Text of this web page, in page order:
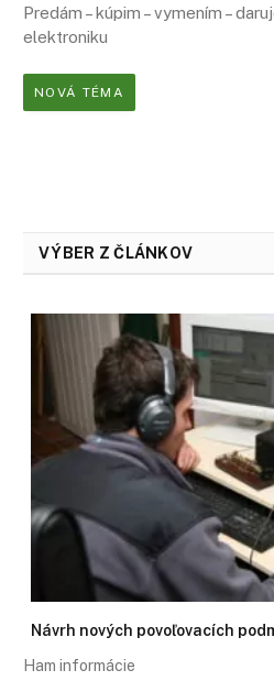
Predám – kúpim – vymením –
elektroniku
NOVÁ TÉMA
VÝBER Z ČLÁNKOV
Návrh nových povoľovacích
Ham informácie